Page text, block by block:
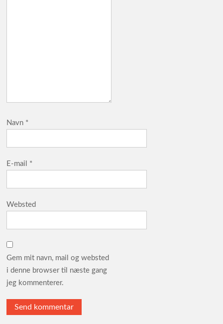
Navn *
E-mail *
Websted
Gem mit navn, mail og websted
i denne browser til næste gang
jeg kommenterer.